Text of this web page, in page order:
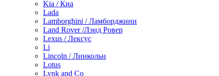
Kia / Киа
Lada
Lamborghini / Ламборджини
Land Rover /Лэнд Ровер
Lexus / Лексус
Li
Lincoln / Линкольн
Lotus
Lynk and Co